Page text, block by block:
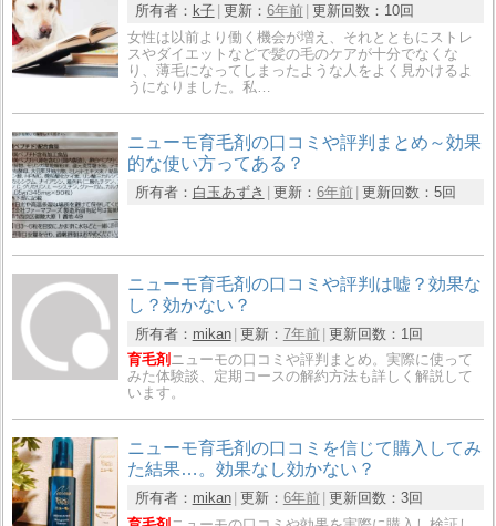
所有者： k子 更新： 6年前 更新回数： 10回
女性は以前より働く機会が増え、それとともにストレ
スやダイエットなどで髪の毛のケアが十分でなくな
り、薄毛になってしまったような人をよく見かけるよ
うになりました。私…
ニューモ育毛剤の口コミや評判まとめ～効果
的な使い方ってある？
所有者： 白玉あずき 更新： 6年前 更新回数： 5回
ニューモ育毛剤の口コミや評判は嘘？効果な
し？効かない？
所有者： mikan 更新： 7年前 更新回数： 1回
育毛剤 ニューモの口コミや評判まとめ。実際に使って
みた体験談、定期コースの解約方法も詳しく解説して
います。
ニューモ育毛剤の口コミを信じて購入してみ
た結果…。効果なし効かない？
所有者： mikan 更新： 6年前 更新回数： 3回